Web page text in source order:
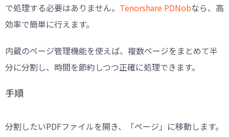
で処理する必要はありません。 Tenorshare PDNobなら、高
効率で簡単に行えます。
内蔵のページ管理機能を使えば、複数ページをまとめて半
分に分割し、時間を節約しつつ正確に処理できます。
手順
分割したいPDFファイルを開き、「ページ」に移動します。